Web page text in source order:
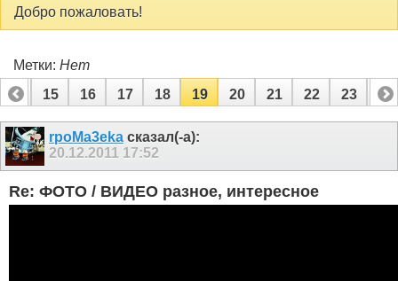
Добро пожаловать!
Метки: Нет
14
15 16 17 18 19 20 21 22 23 24
34 35rpoMa3eka сказал(-а):
20.12.2011 17:52
Re: ФОТО / ВИДЕО разное, интересное